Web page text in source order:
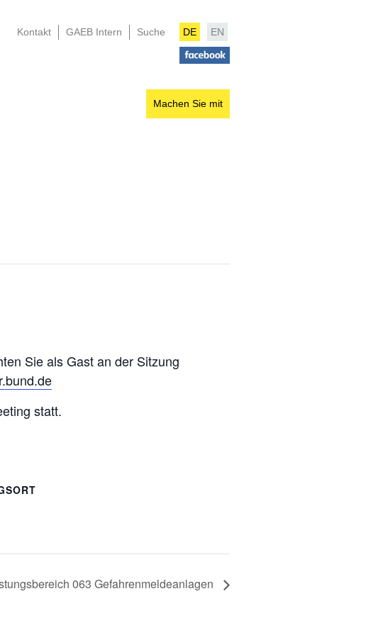
Kontakt GAEB Intern Suche DE EN
Machen Sie mit
Sie als Gast an der Sitzung
statt.
063 Gefahrenmeldeanlagen